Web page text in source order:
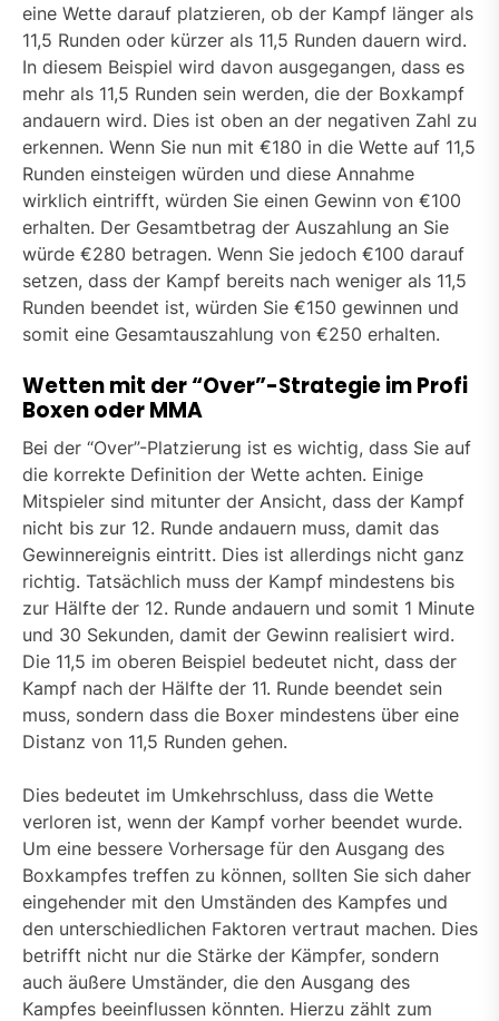
eine Wette darauf platzieren, ob der Kampf länger als
11,5 Runden oder kürzer als 11,5 Runden dauern wird.
In diesem Beispiel wird davon ausgegangen, dass es
mehr als 11,5 Runden sein werden, die der Boxkampf
andauern wird. Dies ist oben an der negativen Zahl zu
erkennen. Wenn Sie nun mit €180 in die Wette auf 11,5
Runden einsteigen würden und diese Annahme
wirklich eintrifft, würden Sie einen Gewinn von €100
erhalten. Der Gesamtbetrag der Auszahlung an Sie
würde €280 betragen. Wenn Sie jedoch €100 darauf
setzen, dass der Kampf bereits nach weniger als 11,5
Runden beendet ist, würden Sie €150 gewinnen und
somit eine Gesamtauszahlung von €250 erhalten.
Wetten mit der “Over”-Strategie im Profi
Boxen oder MMA
Bei der “Over”-Platzierung ist es wichtig, dass Sie auf
die korrekte Definition der Wette achten. Einige
Mitspieler sind mitunter der Ansicht, dass der Kampf
nicht bis zur 12. Runde andauern muss, damit das
Gewinnereignis eintritt. Dies ist allerdings nicht ganz
richtig. Tatsächlich muss der Kampf mindestens bis
zur Hälfte der 12. Runde andauern und somit 1 Minute
und 30 Sekunden, damit der Gewinn realisiert wird.
Die 11,5 im oberen Beispiel bedeutet nicht, dass der
Kampf nach der Hälfte der 11. Runde beendet sein
muss, sondern dass die Boxer mindestens über eine
Distanz von 11,5 Runden gehen.
Dies bedeutet im Umkehrschluss, dass die Wette
verloren ist, wenn der Kampf vorher beendet wurde.
Um eine bessere Vorhersage für den Ausgang des
Boxkampfes treffen zu können, sollten Sie sich daher
eingehender mit den Umständen des Kampfes und
den unterschiedlichen Faktoren vertraut machen. Dies
betrifft nicht nur die Stärke der Kämpfer, sondern
auch äußere Umständer, die den Ausgang des
Kampfes beeinflussen könnten. Hierzu zählt zum